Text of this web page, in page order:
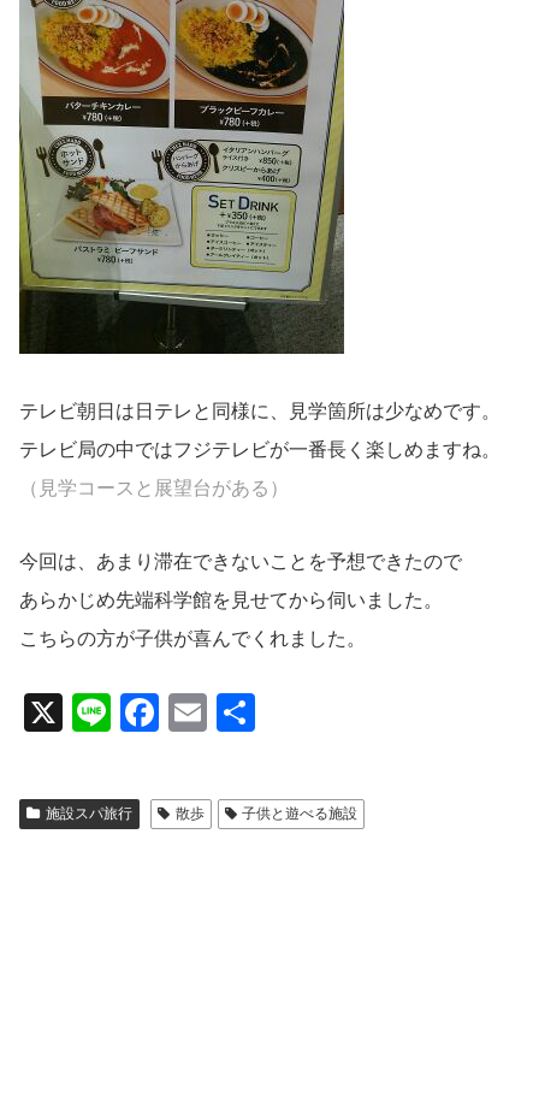
テレビ朝日は日テレと同様に、見学箇所は少なめです。
テレビ局の中ではフジテレビが一番長く楽しめますね。
（見学コースと展望台がある）
今回は、あまり滞在できないことを予想できたので
あらかじめ先端科学館を見せてから伺いました。
こちらの方が子供が喜んでくれました。
X
Li
e
F
c
e
E
ail
施設スパ旅行 散歩 子供と遊べる施設